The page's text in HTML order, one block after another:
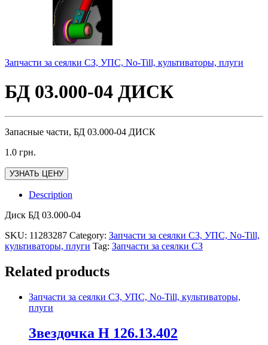
Запчасти за сеялки СЗ, УПС, No-Till, культиваторы, плуги
БД 03.000-04 ДИСК
Запасные части, БД 03.000-04 ДИСК
1.0 грн.
УЗНАТЬ ЦЕНУ
Description
Диск БД 03.000-04
SKU: 11283287 Category: Запчасти за сеялки СЗ, УПС, No-Till,
культиваторы, плуги Tag: Запчасти за сеялки СЗ
Related products
Запчасти за сеялки СЗ, УПС, No-Till, культиваторы,
плуги
Звездочка Н 126.13.402